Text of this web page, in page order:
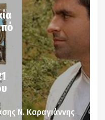
Ν. Καραγιάννης